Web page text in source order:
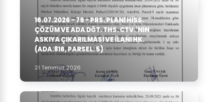
16.07.2026 - 79 - PRS. PLANI HISS.
ÇÖZÜM VE ADA DĞT. THS. CTV.'NIN
ASKIYA ÇIKARILMASI VE ILANI HK.
(ADA:816, PARSEL: 5)
21 Temmuz 2026